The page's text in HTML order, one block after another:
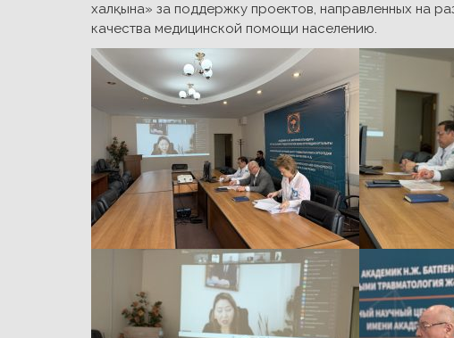
халқына» за поддержку проектов, направленных на
качества медицинской помощи населению.